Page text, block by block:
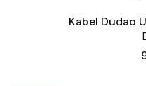
Kabel Dudao